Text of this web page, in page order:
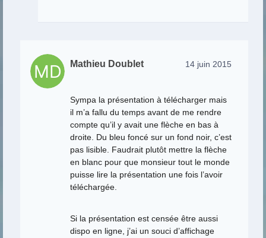
Mathieu Doublet 14 juin 2015
Sympa la présentation à télécharger mais
il m’a fallu du temps avant de me rendre
compte qu’il y avait une flèche en bas à
droite. Du bleu foncé sur un fond noir, c’est
pas lisible. Faudrait plutôt mettre la flèche
en blanc pour que monsieur tout le monde
puisse lire la présentation une fois l’avoir
téléchargée.
Si la présentation est censée être aussi
dispo en ligne, j’ai un souci d’affichage